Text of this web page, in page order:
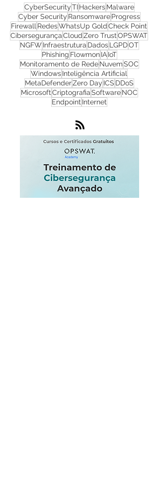
CyberSecurityTIHackersMalware
Cyber SecurityRansomwareProgress
FirewallRedesWhatsUp Gold Check Point
CibersegurançaCloudZero Trust
NGFWInfraestruturaDadosLGPDOT
PhishingFlowmonIAIoT
Monitoramento de RedeNuvemSOC
WindowsInteligência Artificial
MetaDefenderZero DayICS
EndpointInternet